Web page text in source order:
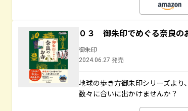
０３ 御朱印でめぐる奈良の
御朱印
2024.06.27 発売
地球の歩き方御朱印シリーズよ
数々に合いに出かけませんか？